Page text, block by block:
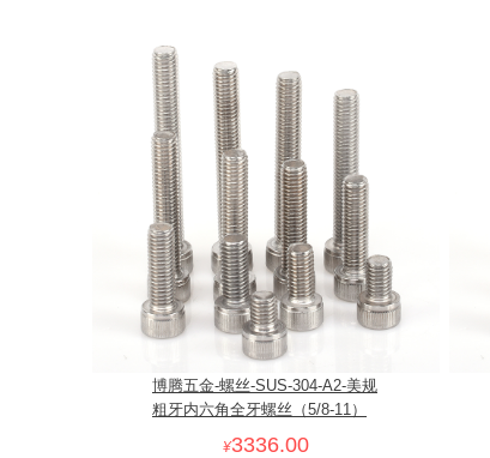
博腾五金-螺丝-SUS-304-A2-美规
粗牙内六角全牙螺丝（5/8-11）
¥3336.00